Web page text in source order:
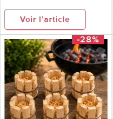
Voir l’article
-28%